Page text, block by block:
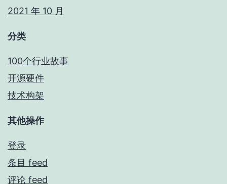
2021 年 10 月
分类
100个行业故事
开源硬件
技术构架
其他操作
登录
条目 feed
评论 feed